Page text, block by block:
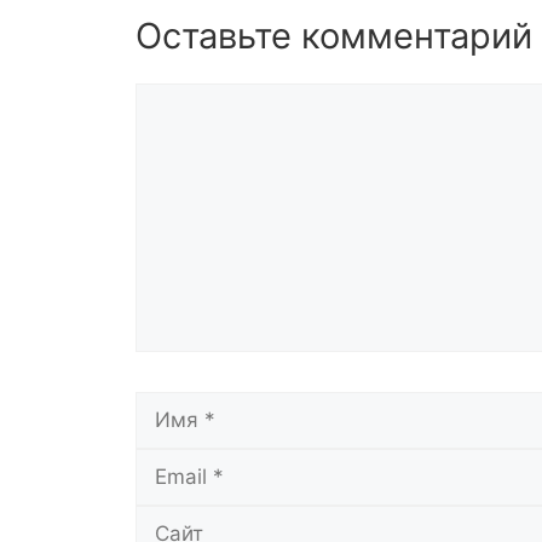
Оставьте комментарий